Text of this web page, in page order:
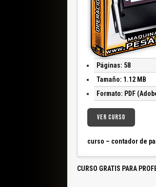
Páginas: 58
Tamaño: 1.12 MB
Formato: PDF
VER CURSO
curso – contador de
CURSO GRATIS PARA